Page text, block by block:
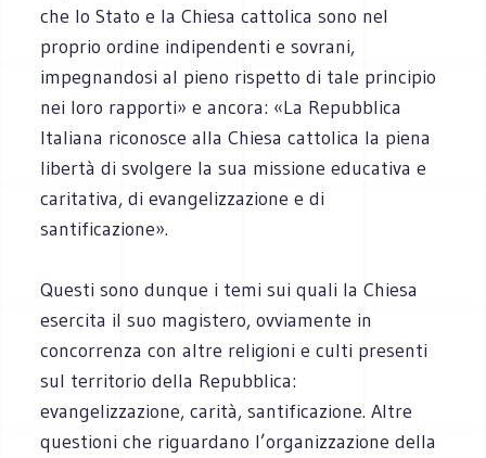
che lo Stato e la Chiesa cattolica sono nel
proprio ordine indipendenti e sovrani,
impegnandosi al pieno rispetto di tale principio
nei loro rapporti» e ancora: «La Repubblica
Italiana riconosce alla Chiesa cattolica la piena
libertà di svolgere la sua missione educativa e
caritativa, di evangelizzazione e di
santificazione».
Questi sono dunque i temi sui quali la Chiesa
esercita il suo magistero, ovviamente in
concorrenza con altre religioni e culti presenti
sul territorio della Repubblica:
evangelizzazione, carità, santificazione. Altre
questioni che riguardano l’organizzazione della